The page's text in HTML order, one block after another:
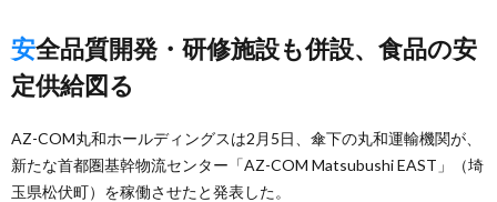
安全品質開発・研修施設も併設、食品の安
定供給図る
AZ-COM丸和ホールディングスは2月5日、傘下の丸和運輸機関が、
新たな首都圏基幹物流センター「AZ-COM Matsubushi EAST」（埼
玉県松伏町）を稼働させたと発表した。